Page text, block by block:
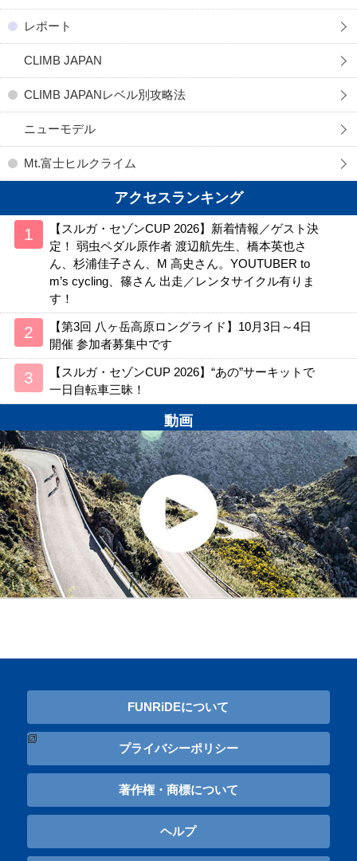
レポート
CLIMB JAPAN
CLIMB JAPANレベル別攻略法
ニューモデル
Mt.富士ヒルクライム
アクセスランキング
【スルガ・セゾンCUP 2026】新着情報／ゲスト決
定！ 弱虫ペダル原作者 渡辺航先生、橋本英也さ
ん、杉浦佳子さん、M 高史さん。YOUTUBER to
m’s cycling、篠さん 出走／レンタサイクル有りま
す！
【第3回 八ヶ岳高原ロングライド】10月3日～4日
開催 参加者募集中です
【スルガ・セゾンCUP 2026】“あの”サーキットで
一日自転車三昧！
動画
FUNRiDEについて
プライバシーポリシー
著作権・商標について
ヘルプ